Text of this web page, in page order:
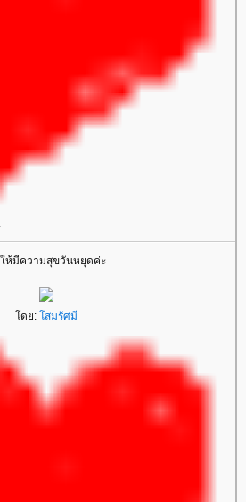
ห้มีความสุขวันหยุดค่ะ
ดย: สมรัศมี